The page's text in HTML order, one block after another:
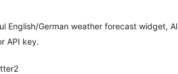
English/German weather forecast widget,
API key.